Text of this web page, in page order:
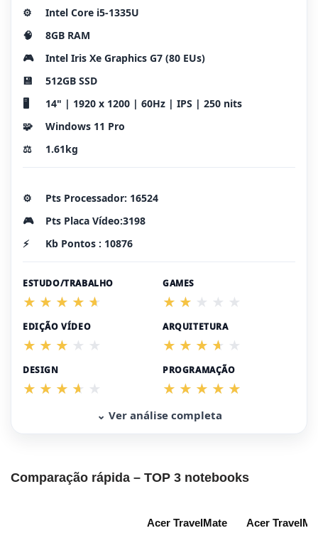
⚙️
Intel Core i5-1335U
🧠
8GB RAM
🎮
Intel Iris Xe Graphics G7 (80 EUs)
💾
512GB SSD
🖥️
14" | 1920 x 1200 | 60Hz | IPS | 250 nits
🧩
Windows 11 Pro
⚖️
1.61kg
⚙️
Pts Processador: 16524
🎮
Pts Placa Vídeo:3198
⚡
Kb Pontos : 10876
ESTUDO/TRABALHO GAMES
EDIÇÃO VÍDEO ARQUITETURA
DESIGN PROGRAMAÇÃO
⌄ Ver análise completa
Comparação rápida – TOP 3 notebooks
Acer TravelMate
Acer